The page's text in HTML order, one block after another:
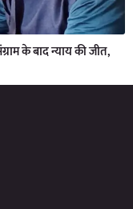
के बाद न्याय की जीत,